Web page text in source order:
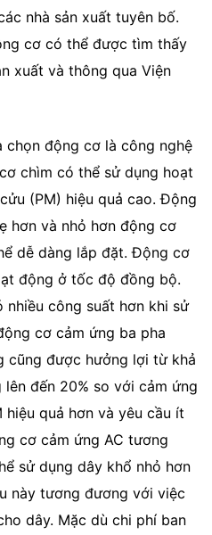
nhà sản xuất tuyên bố.
cơ có thể được tìm thấy
xuất và thông qua Viện
chọn động cơ là công nghệ
chìm có thể sử dụng hoạt
(PM) hiệu quả cao. Động
hơn và nhỏ hơn động cơ
dễ dàng lắp đặt. Động cơ
động ở tốc độ đồng bộ.
công suất hơn khi sử
cơ cảm ứng ba pha
cũng được hưởng lợi từ khả
đến 20% so với cảm ứng
quả hơn và yêu cầu ít
cơ cảm ứng AC tương
sử dụng dây khổ nhỏ hơn
này tương đương với việc
dây. Mặc dù chi phí ban